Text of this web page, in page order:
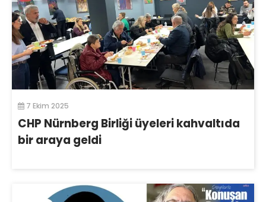
7 Ekim 2025
CHP Nürnberg Birliği üyeleri kahvaltıda
bir araya geldi